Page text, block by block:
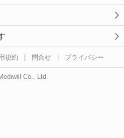
規約 | 問合せ | プライバシー
Co., Ltd.